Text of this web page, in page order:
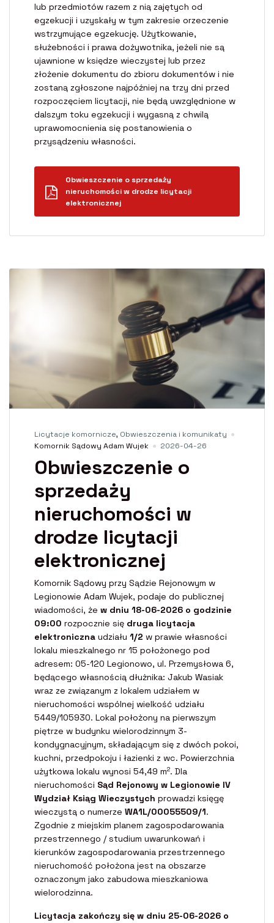
lub przedmiotów razem z nią zajętych od
egzekucji i uzyskały w tym zakresie orzeczenie
wstrzymujące egzekucję. Użytkowanie,
służebności i prawa dożywotnika, jeżeli nie są
ujawnione w księdze wieczystej lub przez
złożenie dokumentu do zbioru dokumentów i nie
zostaną zgłoszone najpóźniej na trzy dni przed
rozpoczęciem licytacji, nie będą uwzględnione w
dalszym toku egzekucji i wygasną z chwilą
uprawomocnienia się postanowienia o
przysądzeniu własności.
Obwieszczenie o sprzedaży
nieruchomości w drodze licytacji
elektronicznej
Licytacje komornicze, Obwieszczenia i komunikaty
Komornik Sądowy Adam Wujek
2026-04-26
Obwieszczenie o
sprzedaży
nieruchomości w
drodze licytacji
elektronicznej
Komornik Sądowy przy Sądzie Rejonowym w
Legionowie Adam Wujek, podaje do publicznej
wiadomości, że w dniu 18-06-2026 o godzinie
09:00 rozpocznie się druga licytacja
elektroniczna udziału 1/2 w prawie własności
lokalu mieszkalnego nr 15 położonego pod
adresem: 05-120 Legionowo, ul. Przemysłowa 6,
będącego własnością dłużnika: Jakub Wasiak
wraz ze związanym z lokalem udziałem w
nieruchomości wspólnej wielkość udziału
5449/105930. Lokal położony na pierwszym
piętrze w budynku wielorodzinnym 3-
kondygnacyjnym, składającym się z dwóch pokoi,
kuchni, przedpokoju i łazienki z wc. Powierzchnia
użytkowa lokalu wynosi 54,49 m2. Dla
nieruchomości Sąd Rejonowy w Legionowie IV
Wydział Ksiąg Wieczystych prowadzi księgę
wieczystą o numerze WA1L/00055509/1.
Zgodnie z miejskim planem zagospodarowania
przestrzennego / studium uwarunkowań i
kierunków zagospodarowania przestrzennego
nieruchomość położona jest na obszarze
oznaczonym jako zabudowa mieszkaniowa
wielorodzinna.
Licytacja zakończy się w dniu 25-06-2026 o